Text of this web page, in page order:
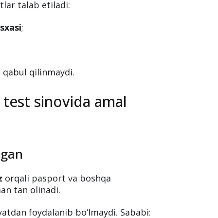
talab etiladi:
;
qilinmaydi.
sinovida amal
orqali pasport va boshqa
tan olinadi.
foydalanib bo‘lmaydi. Sababi: